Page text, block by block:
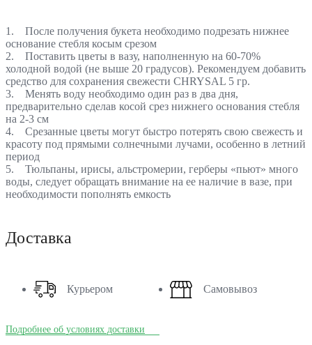
1. После получения букета необходимо подрезать нижнее
основание стебля косым срезом
2. Поставить цветы в вазу, наполненную на 60-70%
холодной водой (не выше 20 градусов). Рекомендуем добавить
средство для сохранения свежести CHRYSAL 5 гр.
3. Менять воду необходимо один раз в два дня,
предварительно сделав косой срез нижнего основания стебля
на 2-3 см
4. Срезанные цветы могут быстро потерять свою свежесть и
красоту под прямыми солнечными лучами, особенно в летний
период
5. Тюльпаны, ирисы, альстромерии, герберы «пьют» много
воды, следует обращать внимание на ее наличие в вазе, при
необходимости пополнять емкость
Доставка
Курьером Самовывоз
Подробнее об условиях доставки